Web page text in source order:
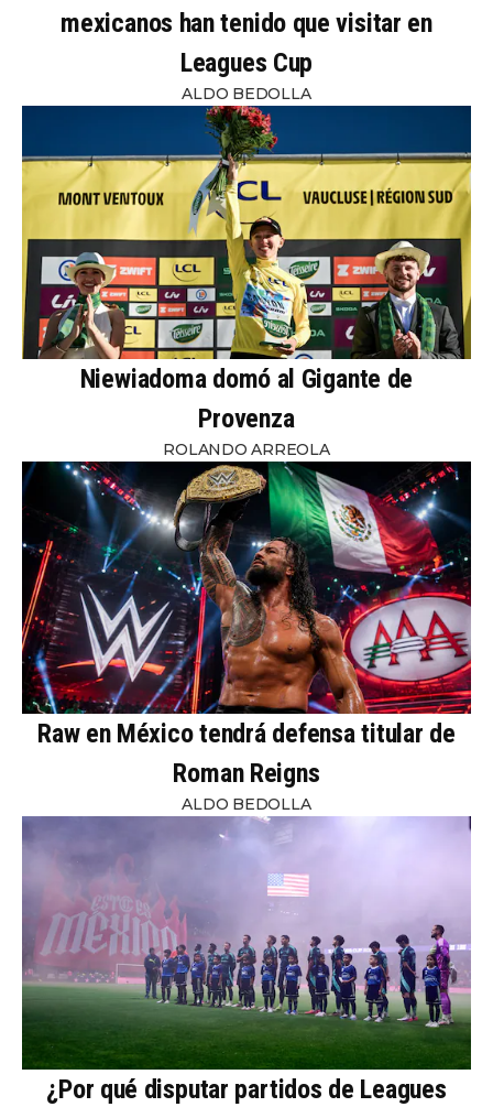
mexicanos han tenido que visitar en
Leagues Cup
ALDO BEDOLLA
Niewiadoma domó al Gigante de
Provenza
ROLANDO ARREOLA
Raw en México tendrá defensa titular de
Roman Reigns
ALDO BEDOLLA
¿Por qué disputar partidos de Leagues